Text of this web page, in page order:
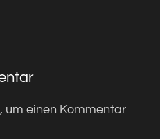
um einen Kommentar